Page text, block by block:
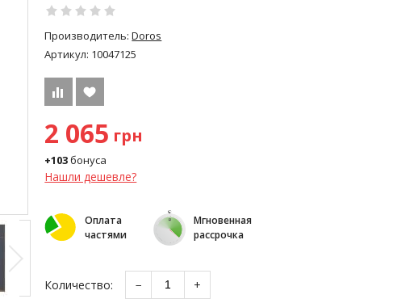
Производитель:Doros
Артикул: 10047125
2 065 грн
+103бонуса
Нашли дешевле?
Оплата
частями
Мгновенная
рассрочка
Количество: − +